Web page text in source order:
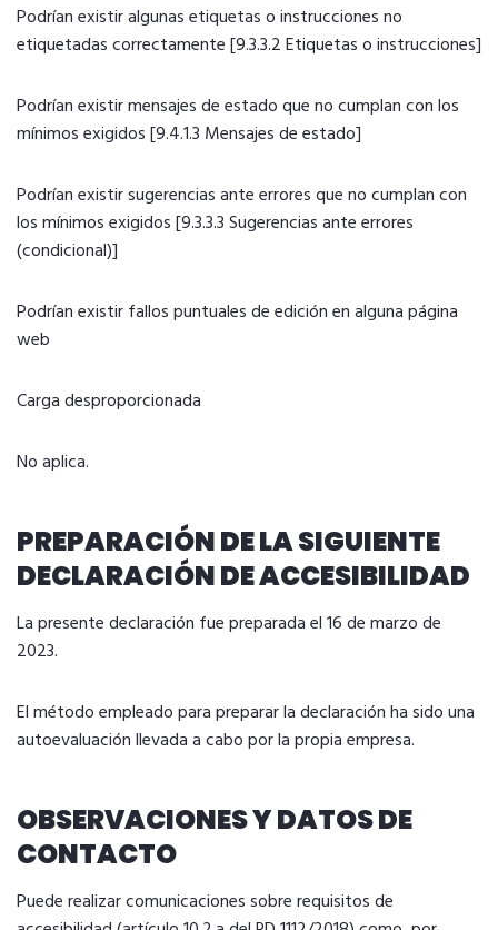
Podrían existir algunas etiquetas o instrucciones no
etiquetadas correctamente [9.3.3.2 Etiquetas o instrucciones]
Podrían existir mensajes de estado que no cumplan con los
mínimos exigidos [9.4.1.3 Mensajes de estado]
Podrían existir sugerencias ante errores que no cumplan con
los mínimos exigidos [9.3.3.3 Sugerencias ante errores
(condicional)]
Podrían existir fallos puntuales de edición en alguna página
web
Carga desproporcionada
No aplica.
PREPARACIÓN DE LA SIGUIENTE
DECLARACIÓN DE ACCESIBILIDAD
La presente declaración fue preparada el 16 de marzo de
2023.
El método empleado para preparar la declaración ha sido una
autoevaluación llevada a cabo por la propia empresa.
OBSERVACIONES Y DATOS DE
CONTACTO
Puede realizar comunicaciones sobre requisitos de